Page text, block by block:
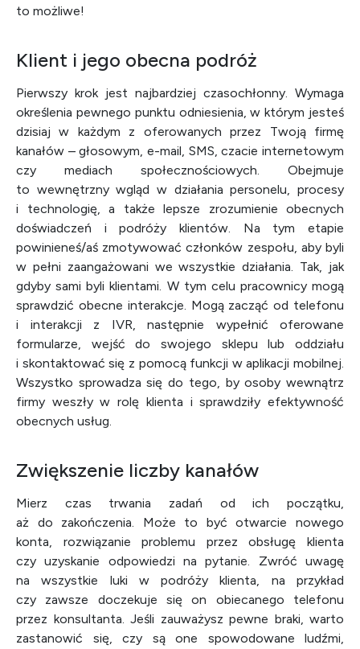
to możliwe!
Klient i jego obecna podróż
Pierwszy krok jest najbardziej czasochłonny. Wymaga
określenia pewnego punktu odniesienia, w którym jesteś
dzisiaj w każdym z oferowanych przez Twoją firmę
kanałów – głosowym, e-mail, SMS, czacie internetowym
czy mediach społecznościowych. Obejmuje
to wewnętrzny wgląd w działania personelu, procesy
i technologię, a także lepsze zrozumienie obecnych
doświadczeń i podróży klientów. Na tym etapie
powinieneś/aś zmotywować członków zespołu, aby byli
w pełni zaangażowani we wszystkie działania. Tak, jak
gdyby sami byli klientami. W tym celu pracownicy mogą
sprawdzić obecne interakcje. Mogą zacząć od telefonu
i interakcji z IVR, następnie wypełnić oferowane
formularze, wejść do swojego sklepu lub oddziału
i skontaktować się z pomocą funkcji w aplikacji mobilnej.
Wszystko sprowadza się do tego, by osoby wewnątrz
firmy weszły w rolę klienta i sprawdziły efektywność
obecnych usług.
Zwiększenie liczby kanałów
Mierz czas trwania zadań od ich początku,
aż do zakończenia. Może to być otwarcie nowego
konta, rozwiązanie problemu przez obsługę klienta
czy uzyskanie odpowiedzi na pytanie. Zwróć uwagę
na wszystkie luki w podróży klienta, na przykład
czy zawsze doczekuje się on obiecanego telefonu
przez konsultanta. Jeśli zauważysz pewne braki, warto
zastanowić się, czy są one spowodowane ludźmi,